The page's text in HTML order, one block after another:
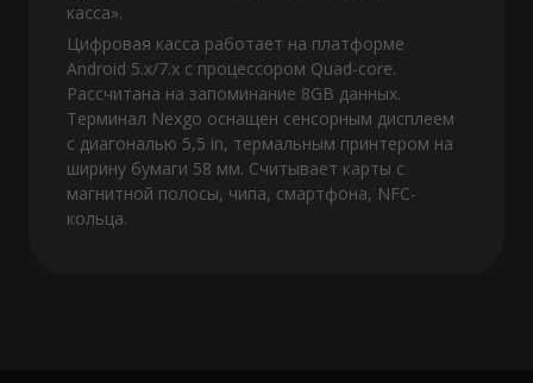
касса».
Цифровая касса работает на платформе
Android 5.х/7.х с процессором Quad-core.
Рассчитана на запоминание 8GB данных.
Терминал Nexgo оснащен сенсорным дисплеем
с диагональю 5,5 in, термальным принтером на
ширину бумаги 58 мм. Считывает карты с
магнитной полосы, чипа, смартфона, NFC-
кольца.